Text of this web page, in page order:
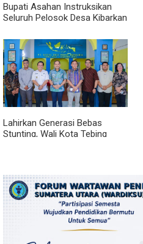
Bupati Asahan Instruksikan
Seluruh Pelosok Desa Kibarkan
Lahirkan Generasi Bebas
Stunting, Wali Kota Tebing